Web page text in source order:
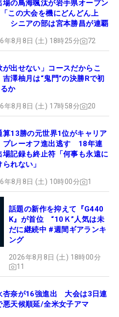
寄ったアダム・ハドウィ
と間違えられ、セキュリ
え込まれるハプニングま
事さえもが、カナダの人々
ーは、ほとんど放心状態
たらいいのか。とても勝
勝てた。本当に…言葉が
待を感じながら優勝争いを
ないプレッシャーだ」とウ
プレッシャーを受けなが
いたフリートウッドは、
まうアウェイならではのと
感じながら戦っていた。
場の鳥海颯汰が岩手県オープン
この大会を機にどんどん上
シニアの部は宮本勝昌が連覇
年8月8日 (土) 18時25分 72
が出せない」コースだからこ
澤柚月は“鬼門”の決勝Rで初
か
年8月8日 (土) 17時58分 20
算13勝の元世界1位がキャリア
プレーオフ進出逃す 18年連
場記録も終止符「何事も永遠に
れない」
年8月8日 (土) 10時00分 1
話題の新作を抑えて『G440
K』が首位 “10Ｋ”人気は未
だに継続中 #週間ギアランキ
ング
2026年8月8日 (土) 18時00分
11
杏奈が16強進出 大会は3日連
悪天候順延/全米女子アマ